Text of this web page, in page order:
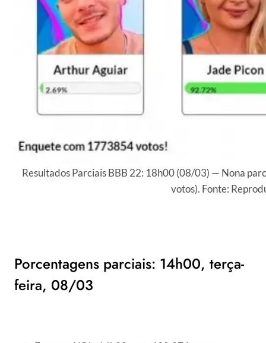
Resultados Parciais BBB 22: 18h00 (08/03) — Nona
votos). Fonte:
Porcentagens parciais: 14h00, terça-
feira, 08/03